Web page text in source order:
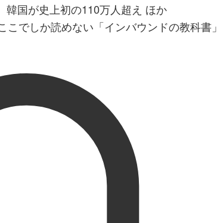
韓国が史上初の110万人超え ほか
でしか読めない「インバウンドの教科書」